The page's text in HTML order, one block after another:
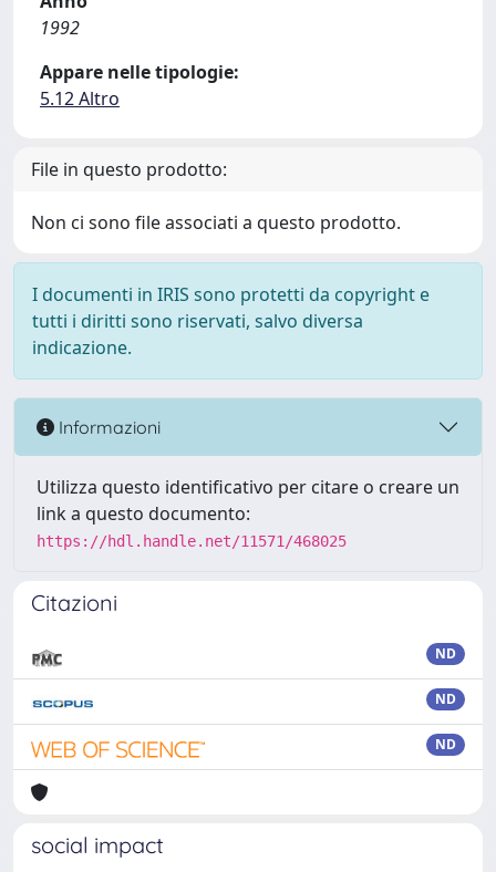
1992
Appare nelle tipologie:
5.12 Altro
File in questo prodotto:
Non ci sono file associati a questo prodotto.
I documenti in IRIS sono protetti da copyright e
tutti i diritti sono riservati, salvo diversa
indicazione.
Informazioni
Utilizza questo identificativo per citare o creare un
link a questo documento:
https://hdl.handle.net/11571/468025
Citazioni
ND
ND
ND
social impact